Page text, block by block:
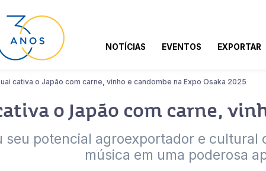
NOTÍCIAS EVENTOS EXPORTAR
cativa o Japão com carne, vinho e candombe na Expo Osaka 2025
o Japão com carne,
seu potencial agroexportador e
música em uma poderosa